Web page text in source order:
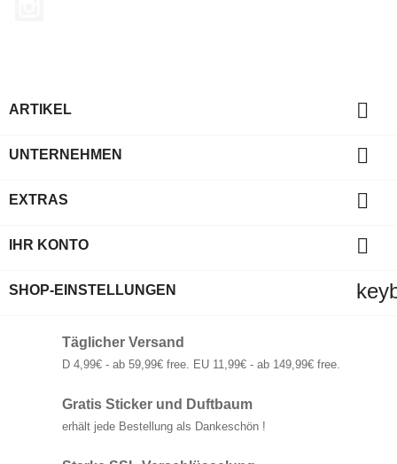
ARTIKEL 
UNTERNEHMEN 
EXTRAS 
IHR KONTO 
SHOP-EINSTELLUNGEN
Täglicher Versand
D 4,99€ - ab 59,99€ free. EU 11,99€ - ab 149,99€ free.
Gratis Sticker und Duftbaum
erhält jede Bestellung als Dankeschön !